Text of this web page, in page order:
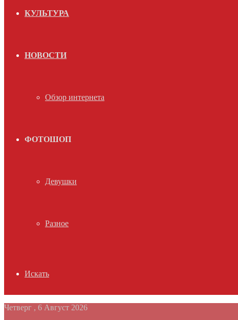
КУЛЬТУРА
НОВОСТИ
Обзор интернета
ФОТОШОП
Девушки
Разное
Искать
Четверг , 6 Август 2026